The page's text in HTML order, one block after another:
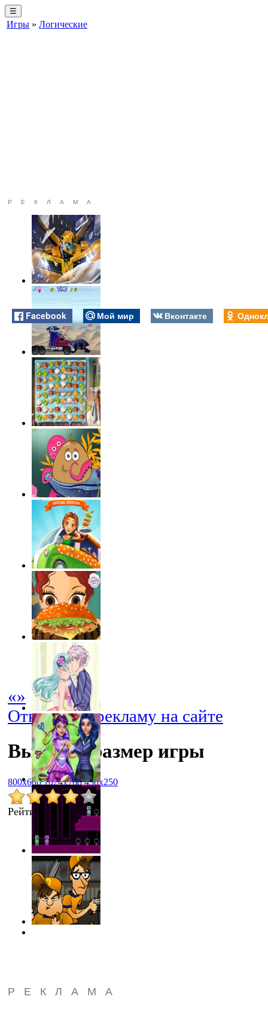
☰
Игры » Логические
РЕКЛАМА
Facebook Мой мир Вконтакте
«»
Отключить рекламу на сайте
Выбрать размер игры
800x600 1024x768 450x250
Рейтинг
РЕКЛАМА